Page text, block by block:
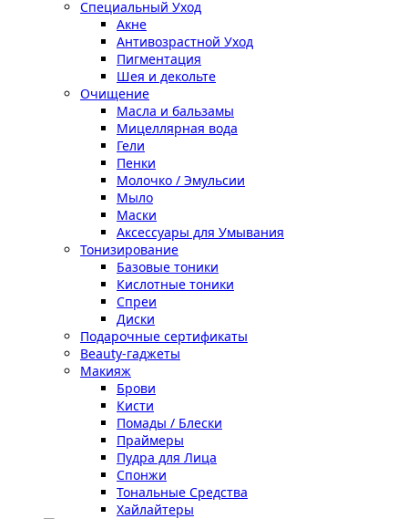
Специальный Уход
Акне
Антивозрастной Уход
Пигментация
Шея и декольте
Очищение
Масла и бальзамы
Мицеллярная вода
Гели
Пенки
Молочко / Эмульсии
Мыло
Маски
Аксессуары для Умывания
Тонизирование
Базовые тоники
Кислотные тоники
Спреи
Диски
Подарочные сертификаты
Beauty-гаджеты
Макияж
Брови
Кисти
Помады / Блески
Праймеры
Пудра для Лица
Спонжи
Тональные Средства
Хайлайтеры